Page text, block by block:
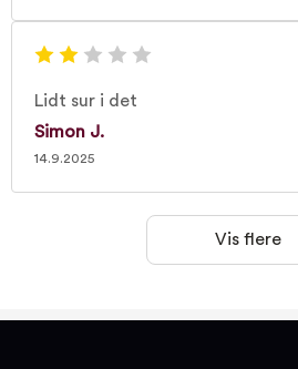
Lidt sur i det
Simon J.
14.9.2025
Vis flere